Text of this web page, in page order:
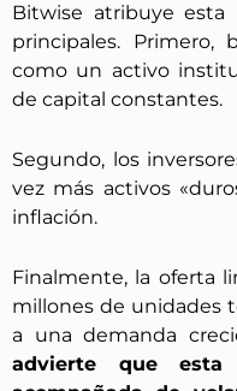
Bitwise atribuye esta
principales. Primero,
como un activo
de capital constantes.
Segundo, los
vez más activos
inflación.
Finalmente, la oferta
millones de unidades
a una demanda
advierte que esta